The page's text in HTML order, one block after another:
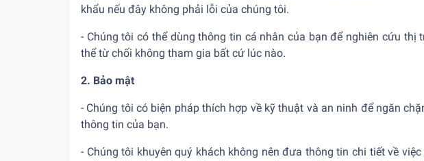
khẩu nếu đây không phải lỗi của chúng tôi.
- Chúng tôi có thể dùng thông tin cá nhân của bạn để nghiên cứu
thể từ chối không tham gia bất cứ lúc nào.
2. Bảo mật
- Chúng tôi có biện pháp thích hợp về kỹ thuật và an ninh để ngăn
thông tin của bạn.
- Chúng tôi khuyên quý khách không nên đưa thông tin chi tiết về